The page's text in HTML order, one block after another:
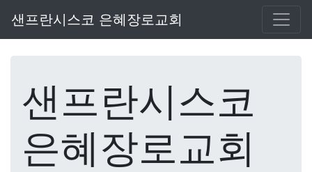
샌프란시스코 은혜장로교회
샌프란시스코
은혜장로교회